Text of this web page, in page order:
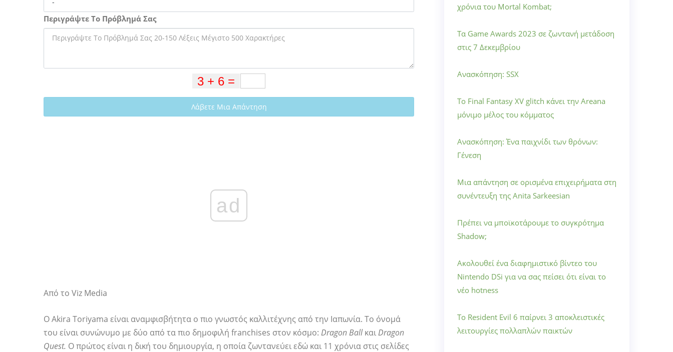
Περιγράψτε Το Πρόβλημά Σας
Λάβετε Μια Απάντηση
ad
Από το Viz Media
Ο Akira Toriyama είναι αναμφισβήτητα ο πιο γνωστός καλλιτέχνης από την Ιαπωνία. Το όνομά
του είναι συνώνυμο με δύο από τα πιο δημοφιλή franchises στον κόσμο: Dragon BallκαιDragon
Quest. Ο πρώτος είναι η δική του δημιουργία, η οποία ζωντανεύει εδώ και 11 χρόνια στις σελίδες
χρόνια του Mortal Kombat;
Τα Game Awards 2023 σε ζωντανή μετάδοση
στις 7 Δεκεμβρίου
Ανασκόπηση: SSX
Το Final Fantasy XV glitch κάνει την Areana
μόνιμο μέλος του κόμματος
Ανασκόπηση: Ένα παιχνίδι των θρόνων:
Γένεση
Μια απάντηση σε ορισμένα επιχειρήματα στη
συνέντευξη της Anita Sarkeesian
Πρέπει να μποϊκοτάρουμε το συγκρότημα
Shadow;
Ακολουθεί ένα διαφημιστικό βίντεο του
Nintendo DSi για να σας πείσει ότι είναι το
νέο hotness
Το Resident Evil 6 παίρνει 3 αποκλειστικές
λειτουργίες πολλαπλών παικτών